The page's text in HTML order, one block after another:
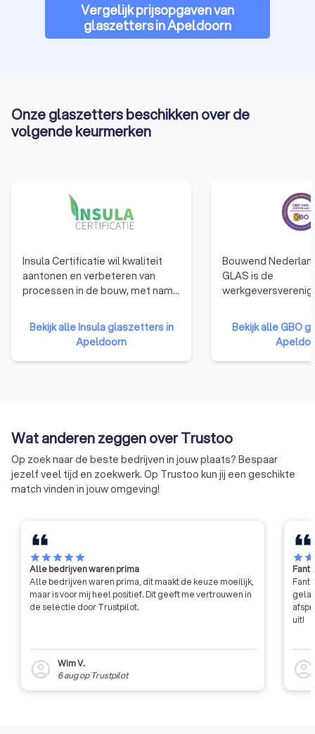
Vergelijk prijsopgaven van
glaszetters in Apeldoorn
Onze glaszetters beschikken over de
volgende keurmerken
Insula Certificatie wil kwaliteit
aantonen en verbeteren van
processen in de bouw, met name
op verduurzaming van vastgoed.
Insula Certificatie is een
onafhankelijk kennisinstituut dat
is opgericht door mensen die
Bekijk alle Insula glaszetters in
Apeldoorn
Bouwend
GLAS is de
vlakglasbranche.
is de
bedrijven die zich
met het
Bekijk alle GBO
Wat anderen zeggen over Trustoo
Op zoek naar de beste bedrijven in jouw plaats? Bespaar
jezelf veel tijd en zoekwerk. Op Trustoo kun jij een geschikte
match vinden in jouw omgeving!
starstarstarstarstar
Alle bedrijven waren prima
Alle bedrijven waren prima, dit maakt de keuze moeilijk,
maar is voor mij heel positief. Dit geeft me vertrouwen in
de selectie door Trustpilot.
account_circle
Wim V.
6 augop Trustpilot
starstar
uit!
account_circle